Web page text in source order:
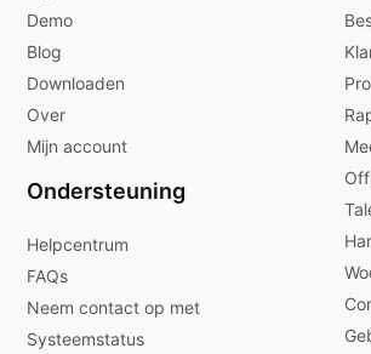
Demo
Blog
Downloaden
Over
Mijn account
Ondersteuning
Helpcentrum
FAQs
Neem contact op met
Systeemstatus